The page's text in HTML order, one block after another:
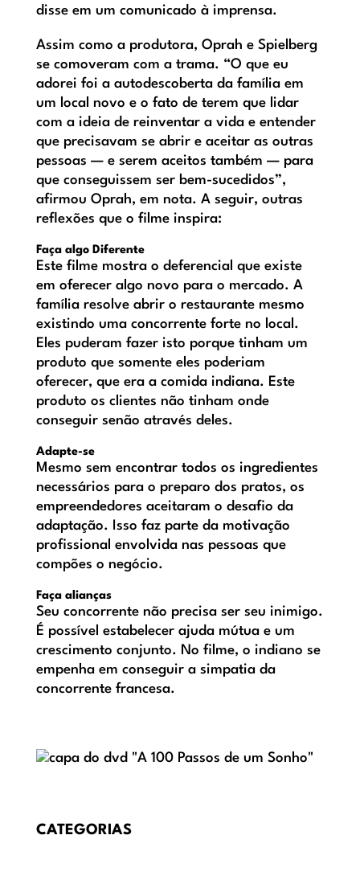
disse em um comunicado à imprensa.
Assim como a produtora, Oprah e Spielberg
se comoveram com a trama. “O que eu
adorei foi a autodescoberta da família em
um local novo e o fato de terem que lidar
com a ideia de reinventar a vida e entender
que precisavam se abrir e aceitar as outras
pessoas — e serem aceitos também — para
que conseguissem ser bem-sucedidos”,
afirmou Oprah, em nota. A seguir, outras
reflexões que o filme inspira:
Faça algo Diferente
Este filme mostra o deferencial que existe
em oferecer algo novo para o mercado. A
família resolve abrir o restaurante mesmo
existindo uma concorrente forte no local.
Eles puderam fazer isto porque tinham um
produto que somente eles poderiam
oferecer, que era a comida indiana. Este
produto os clientes não tinham onde
conseguir senão através deles.
Adapte-se
Mesmo sem encontrar todos os ingredientes
necessários para o preparo dos pratos, os
empreendedores aceitaram o desafio da
adaptação. Isso faz parte da motivação
profissional envolvida nas pessoas que
compões o negócio.
Faça alianças
Seu concorrente não precisa ser seu inimigo.
É possível estabelecer ajuda mútua e um
crescimento conjunto. No filme, o indiano se
empenha em conseguir a simpatia da
concorrente francesa.
CATEGORIAS